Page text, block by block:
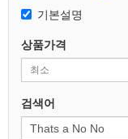
기본설명
상품가격
검색어